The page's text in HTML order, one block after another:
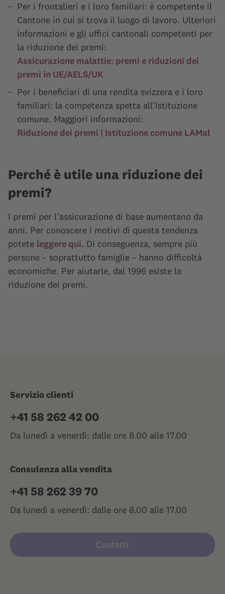
Per i frontalieri e i loro familiari: è competente il
Cantone in cui si trova il luogo di lavoro. Ulteriori
informazioni e gli uffici cantonali competenti per
la riduzione dei premi:
Assicurazione malattie: premi e riduzioni dei
premi in UE/AELS/UK
Per i beneficiari di una rendita svizzera e i loro
familiari: la competenza spetta all’Istituzione
comune. Maggiori informazioni:
Riduzione dei premi | Istituzione comune LAMal
Perché è utile una riduzione dei
premi?
I premi per l’assicurazione di base aumentano da
anni. Per conoscere i motivi di questa tendenza
potete leggere qui. Di conseguenza, sempre più
persone – soprattutto famiglie – hanno difficoltà
economiche. Per aiutarle, dal 1996 esiste la
riduzione dei premi.
Servizio clienti
+41 58 262 42 00
Da lunedì a venerdì: dalle ore 8.00 alle 17.00
Consulenza alla vendita
+41 58 262 39 70
Da lunedì a venerdì: dalle ore 8.00 alle 17.00
Contatti